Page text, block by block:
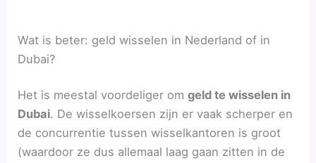
Wat is beter: geld wisselen in Nederland of in
Dubai?
Het is meestal voordeliger omgeld te wisselen in
Dubai. De wisselkoersen zijn er vaak scherper en
de concurrentie tussen wisselkantoren is groot
(waardoor ze dus allemaal laag gaan zitten in de